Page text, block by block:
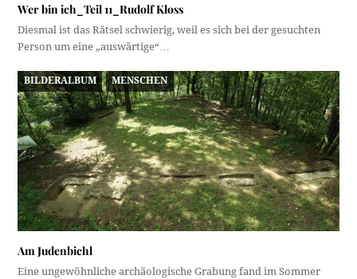
Wer bin ich_Teil 11_Rudolf Kloss
Diesmal ist das Rätsel schwierig, weil es sich bei der gesuchten
Person um eine „auswärtige“…
BILDERALBUM MENSCHEN
Am Judenbichl
Eine ungewöhnliche archäologische Grabung fand im Sommer